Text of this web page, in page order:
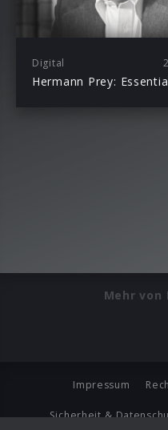
Digital
Hermann Prey:
Mehr von
Impressum
Sicherheit &